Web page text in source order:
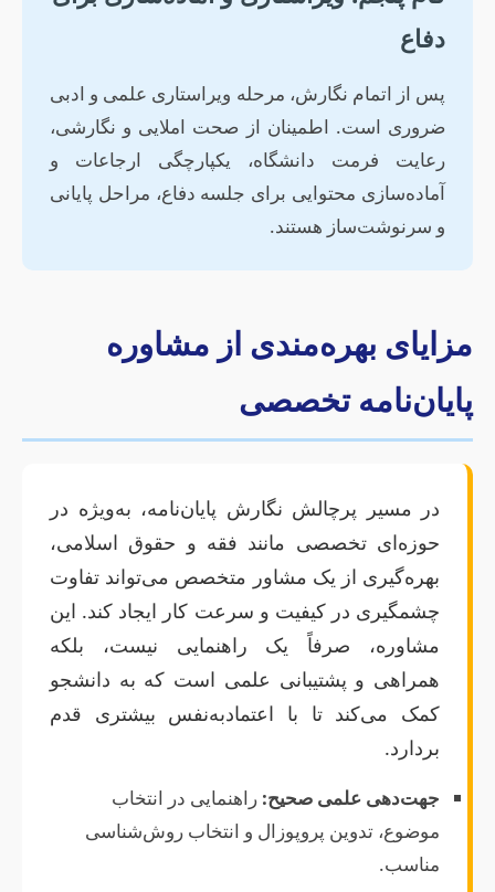
دفاع
پس از اتمام نگارش، مرحله ویراستاری علمی و ادبی
ضروری است. اطمینان از صحت املایی و نگارشی،
رعایت فرمت دانشگاه، یکپارچگی ارجاعات و
آماده‌سازی محتوایی برای جلسه دفاع، مراحل پایانی
و سرنوشت‌ساز هستند.
مزایای بهره‌مندی از مشاوره
پایان‌نامه تخصصی
در مسیر پرچالش نگارش پایان‌نامه، به‌ویژه در
حوزه‌ای تخصصی مانند فقه و حقوق اسلامی،
بهره‌گیری از یک مشاور متخصص می‌تواند تفاوت
چشمگیری در کیفیت و سرعت کار ایجاد کند. این
مشاوره، صرفاً یک راهنمایی نیست، بلکه
همراهی و پشتیبانی علمی است که به دانشجو
کمک می‌کند تا با اعتمادبه‌نفس بیشتری قدم
بردارد.
جهت‌دهی علمی صحیح: راهنمایی در انتخاب
موضوع، تدوین پروپوزال و انتخاب روش‌شناسی
مناسب.